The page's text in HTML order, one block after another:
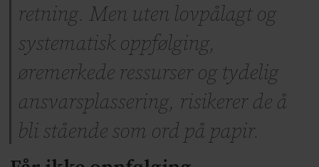
retning. Men uten lovpålagt og
systematisk oppfølging,
øremerkede ressurser og tydelig
ansvarsplassering, risikerer de å
bli stående som ord på papir.